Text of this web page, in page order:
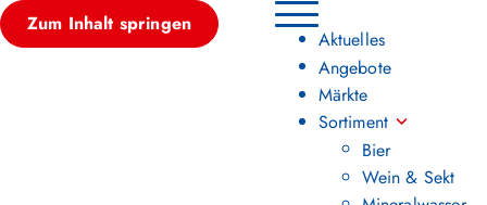
Zum Inhalt springen
Hauptmenü umschalten
Aktuelles
Angebote
Märkte
Sortiment
Bier
Wein & Sekt